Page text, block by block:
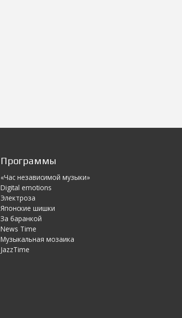
Программы
«Час независимой музыки»
Digital emotions
Электроза
Японскиe шишки
За баранкой
News Time
Музыкальная мозаика
JazzTime